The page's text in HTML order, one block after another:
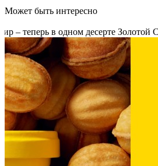
Может быть интересно
– теперь в одном десерте Золотой